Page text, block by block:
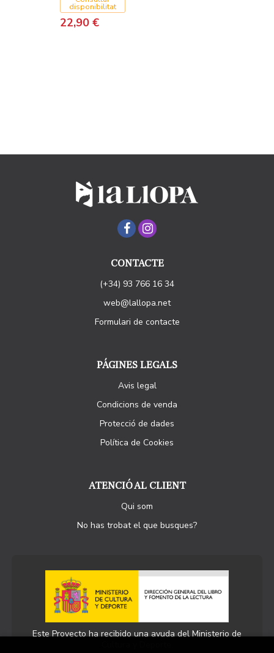
disponibilitat
22,90 €
CONTACTE
(+34) 93 766 16 34
web@lallopa.net
Formulari de contacte
PÁGINES LEGALS
Avis legal
Condicions de venda
Protecció de dades
Política de Cookies
ATENCIÓ AL CLIENT
Qui som
No has trobat el que busques?
Este Proyecto ha recibido una ayuda del Ministerio de